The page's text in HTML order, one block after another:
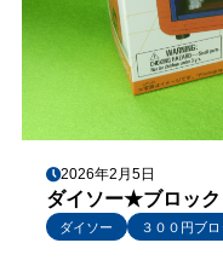
2026年2月5日
ダイソー★ブロッ
ダイソー
３００円ブロ